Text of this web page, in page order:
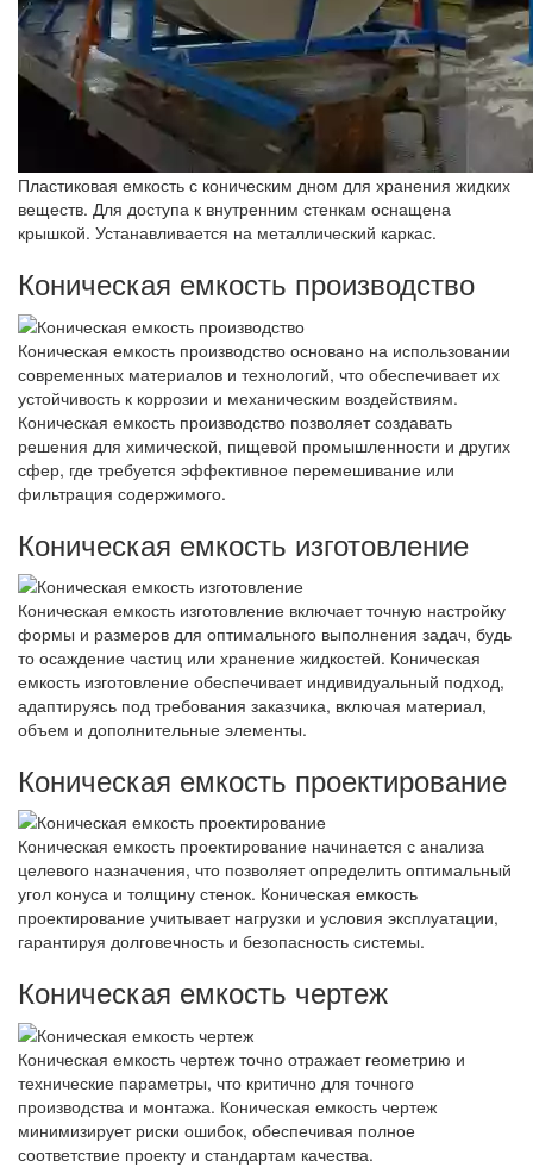
Пластиковая емкость с коническим дном для хранения жидких
веществ. Для доступа к внутренним стенкам оснащена
крышкой. Устанавливается на металлический каркас.
Коническая емкость производство
Коническая емкость производство основано на использовании
современных материалов и технологий, что обеспечивает их
устойчивость к коррозии и механическим воздействиям.
Коническая емкость производство позволяет создавать
решения для химической, пищевой промышленности и других
сфер, где требуется эффективное перемешивание или
фильтрация содержимого.
Коническая емкость изготовление
Коническая емкость изготовление включает точную настройку
формы и размеров для оптимального выполнения задач, будь
то осаждение частиц или хранение жидкостей. Коническая
емкость изготовление обеспечивает индивидуальный подход,
адаптируясь под требования заказчика, включая материал,
объем и дополнительные элементы.
Коническая емкость проектирование
Коническая емкость проектирование начинается с анализа
целевого назначения, что позволяет определить оптимальный
угол конуса и толщину стенок. Коническая емкость
проектирование учитывает нагрузки и условия эксплуатации,
гарантируя долговечность и безопасность системы.
Коническая емкость чертеж
Коническая емкость чертеж точно отражает геометрию и
технические параметры, что критично для точного
производства и монтажа. Коническая емкость чертеж
минимизирует риски ошибок, обеспечивая полное
соответствие проекту и стандартам качества.